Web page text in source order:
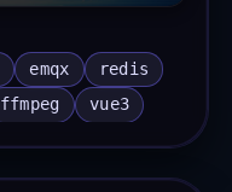
emqx
redis
ffmpeg vue3